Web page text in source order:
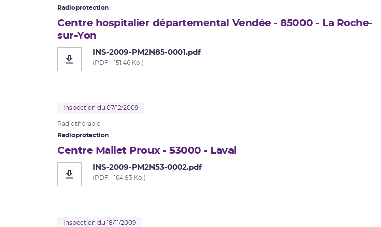
Évaluations complémentaires de sûreté
Radioprotection
Centre hospitalier départemental Vendée - 85000 - La Roche-
sur-Yon
INS-2009-PM2N85-0001.pdf
(PDF - 151.46 Ko )
Inspection du 07/12/2009
Radiothérapie
Radioprotection
Centre Mallet Proux - 53000 - Laval
INS-2009-PM2N53-0002.pdf
(PDF - 164.83 Ko )
Inspection du 18/11/2009